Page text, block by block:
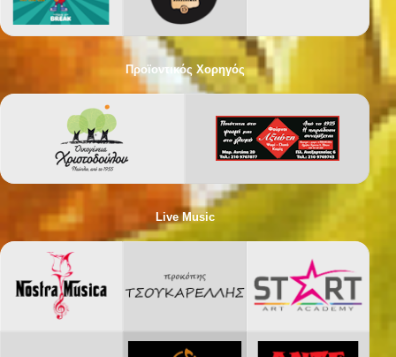
Προϊοντικός Χορηγός
Live Music